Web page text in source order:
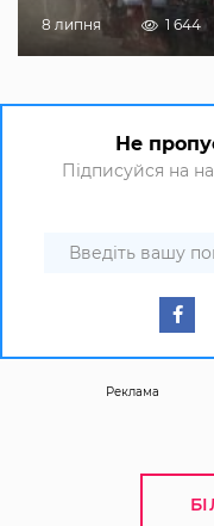
8 липня 1 644
Не
Підписуйся на
Реклама